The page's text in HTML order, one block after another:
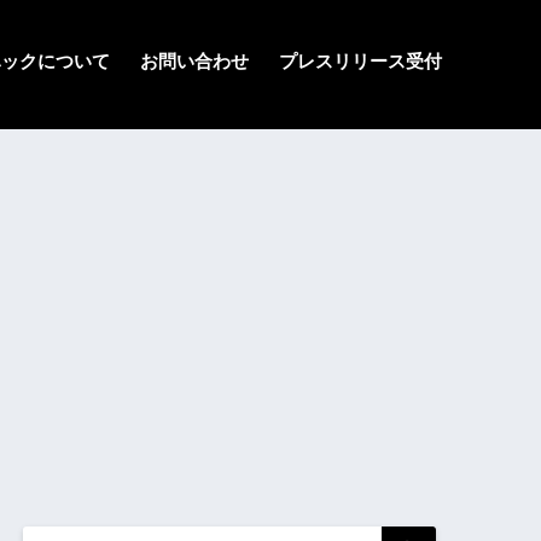
クについて お問い合わせ プレスリリース受付